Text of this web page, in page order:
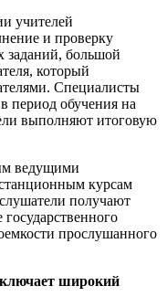
учителей
и проверку
заданий, большой
который
Специалисты
период обучения на
выполняют итоговую
ведущими
курсам
получают
прослушанного
широкий